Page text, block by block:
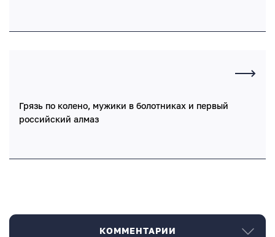
Грязь по колено, мужики в болотниках и первый
российский алмаз
КОММЕНТАРИИ